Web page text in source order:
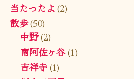
当たったよ(2)
散歩(50)
中野(2)
南阿佐ヶ谷(1)
吉祥寺(1)